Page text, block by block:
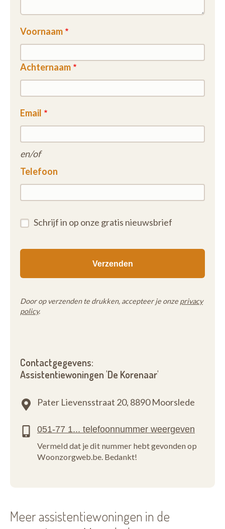
Voornaam
Achternaam
Email
en/of
Telefoon
Schrijf in op onze gratis nieuwsbrief
Door op verzenden te drukken, accepteer je onze privacy
policy.
Contactgegevens:
Assistentiewoningen 'De Korenaar'
Pater Lievensstraat 20, 8890 Moorslede
Vermeld dat je dit nummer hebt gevonden op
Woonzorgweb.be. Bedankt!
Meer assistentiewoningen in de